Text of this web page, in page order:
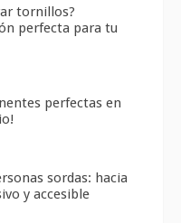
tornillos?
perfecta para tu
perfectas en
sordas: hacia
y accesible